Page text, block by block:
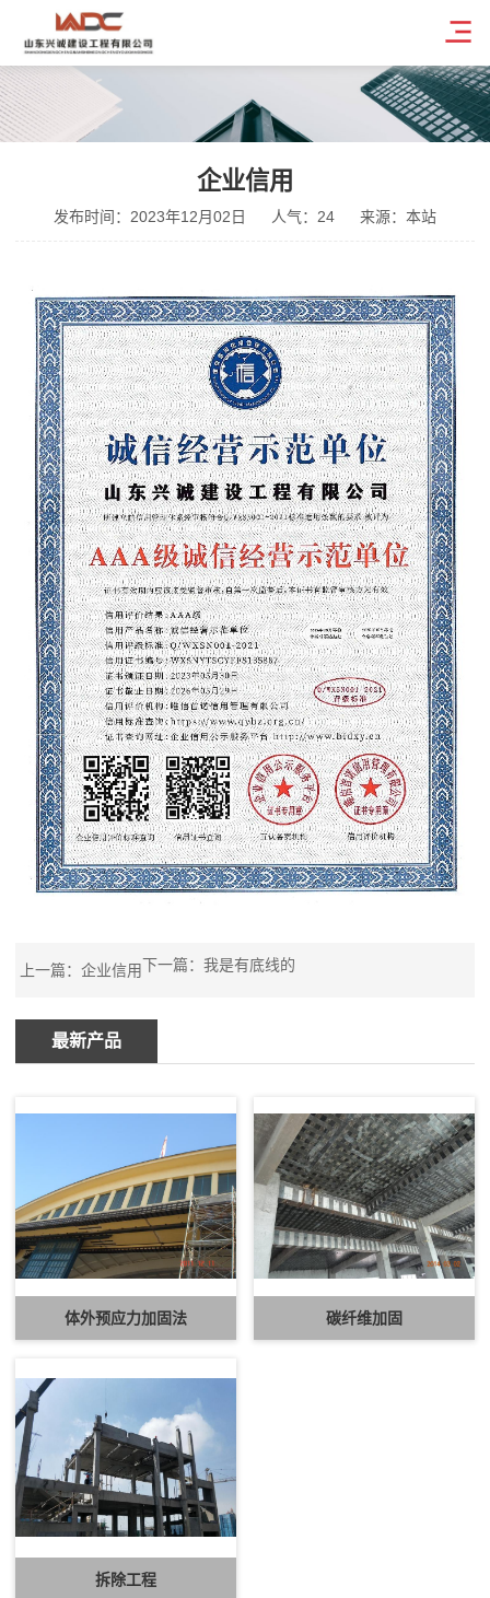
企业信用
发布时间：2023年12月02日 人气：24 来源：本站
上一篇：企业信用下一篇：我是有底线的
最新产品
体外预应力加固法 碳纤维加固
拆除工程